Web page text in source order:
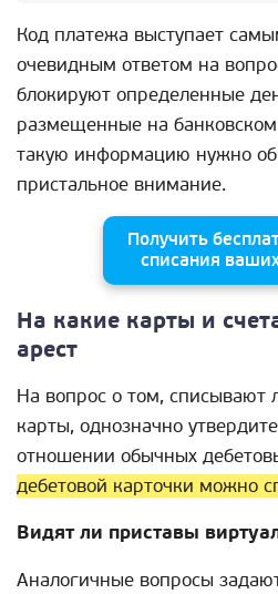
Код платежа выступает
очевидным ответом на
блокируют определенные
размещенные на
такую информацию нужно
пристальное внимание.
Получить
списания
На какие карты и
арест
На вопрос о том, списывают
карты, однозначно
отношении обычных
дебетовой карточки можно
Видят ли приставы
Аналогичные вопросы